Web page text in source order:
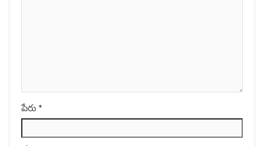
పేరు *